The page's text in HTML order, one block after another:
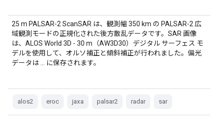
25 m PALSAR-2 ScanSAR は、観測幅 350 km の PALSAR-2 広
域観測モードの正規化された後方散乱データです。SAR 画像
は、ALOS World 3D - 30 m（AW3D30）デジタル サーフェス モ
デルを使用して、オルソ補正と傾斜補正が行われました。偏光
データは … に保存されます。
alos2 eroc jaxa palsar2 radar sar